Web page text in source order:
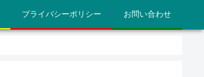
プライバシーポリシー お問い合わせ